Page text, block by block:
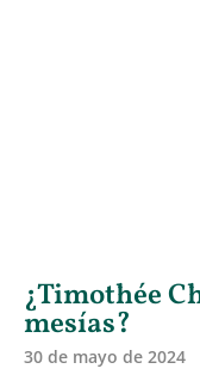
¿Timothée
mesías?
30 de mayo de 2024